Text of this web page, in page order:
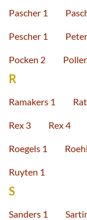
Pascher 1
Pescher 1
Pocken 2
R
Ramakers 1
Rex 3 Rex 4
Roegels 1
Ruyten 1
S
Sanders 1